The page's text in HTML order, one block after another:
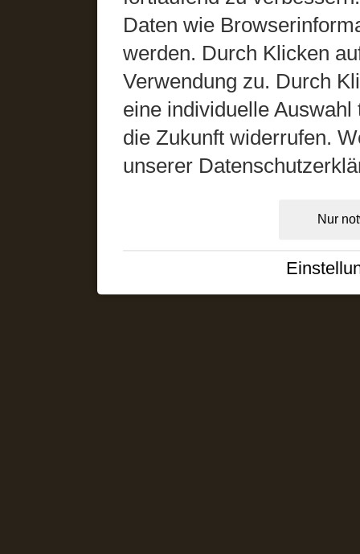
Daten wie
werden. Durch Klicken
Verwendung zu. Durch
eine individuelle
die Zukunft widerrufen.
unserer
Nur